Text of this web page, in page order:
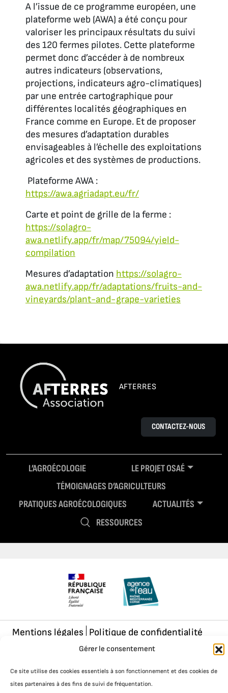
Gérer le consentement
Ce site utilise des cookies essentiels à son fonctionnement et des cookies de
sites partenaires à des fins de suivi de fréquentation.
A l’issue de ce programme européen, une
plateforme web (AWA) a été conçu pour
valoriser les principaux résultats du suivi
des 120 fermes pilotes. Cette plateforme
permet donc d’accéder à de nombreux
autres indicateurs (observations,
projections, indicateurs agro-climatiques)
par une entrée cartographique pour
différentes localités géographiques en
France comme en Europe. Et de proposer
des mesures d’adaptation durables
envisageables à l’échelle des exploitations
agricoles et des systèmes de productions.
Plateforme AWA :
https://awa.agriadapt.eu/fr/
Carte et point de grille de la ferme :
https://solagro-
awa.netlify.app/fr/map/75094/yield-
compilation
Mesures d’adaptation https://solagro-
awa.netlify.app/fr/adaptations/fruits-and-
vineyards/plant-and-grape-varieties
AFTERRES
CONTACTEZ-NOUS
L’AGROÉCOLOGIE
LE PROJET OSAÉ
TÉMOIGNAGES D’AGRICULTEURS
PRATIQUES AGROÉCOLOGIQUES
ACTUALITÉS
RESSOURCES
Mentions légales Politique de confidentialité